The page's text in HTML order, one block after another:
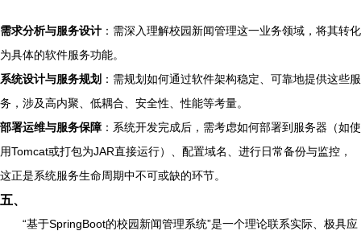
需求分析与服务设计 ：需深入理解校园新闻管理这一业务领域，将其转化
为具体的软件服务功能。
系统设计与服务规划 ：需规划如何通过软件架构稳定、可靠地提供这些服
务，涉及高内聚、低耦合、安全性、性能等考量。
部署运维与服务保障 ：系统开发完成后，需考虑如何部署到服务器（如使
用Tomcat或打包为JAR直接运行）、配置域名、进行日常备份与监控，
这正是系统服务生命周期中不可或缺的环节。
五、
“基于SpringBoot的校园新闻管理系统”是一个理论联系实际、极具应